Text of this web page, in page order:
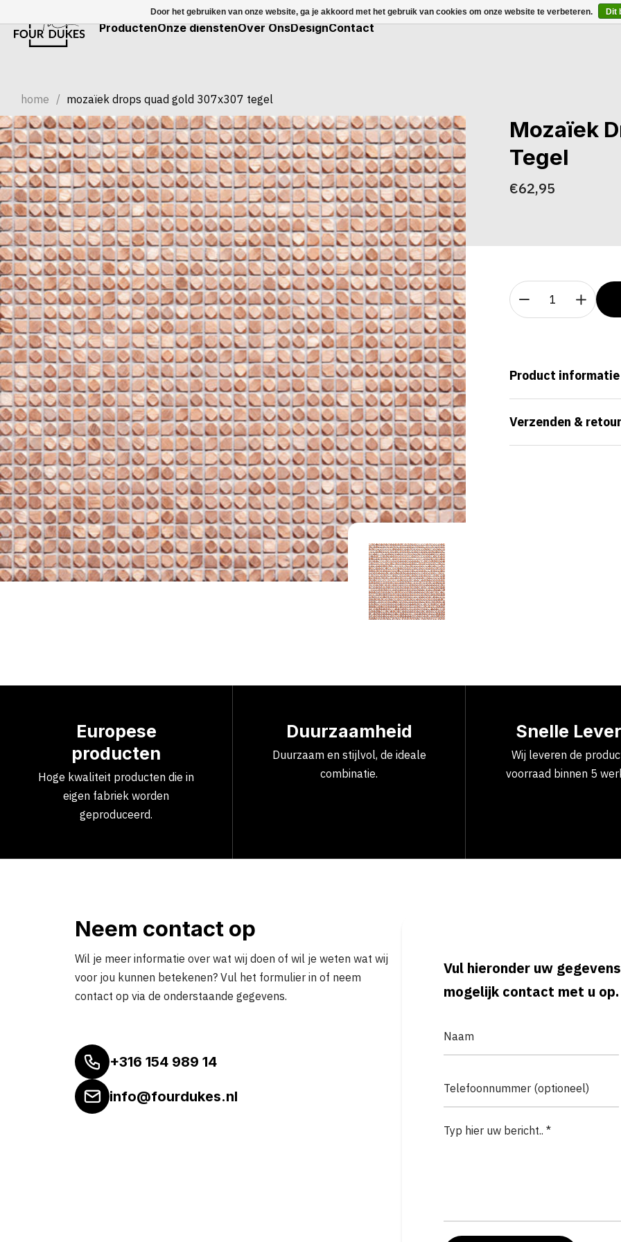
ProductenOnze dienstenOver OnsDesignContact
home / mozaïek drops quad gold 307x307 tegel
Mozaïek
Tegel
€62,95
Product informatie
Verzenden &
Europese
producten
Hoge kwaliteit producten die in
eigen fabriek worden
geproduceerd.
Duurzaamheid
Duurzaam en stijlvol, de ideale
combinatie.
Snelle
Wij leveren de
voorraad binnen 5
Neem contact op
Wil je meer informatie over wat wij doen of wil je weten wat wij
voor jou kunnen betekenen? Vul het formulier in of neem
contact op via de onderstaande gegevens.
+316 154 989 14
info@fourdukes.nl
Vul hieronder uw
mogelijk contact met u op.
Door het gebruiken van onze website, ga je akkoord met het gebruik van cookies om onze website te verbeteren. Dit